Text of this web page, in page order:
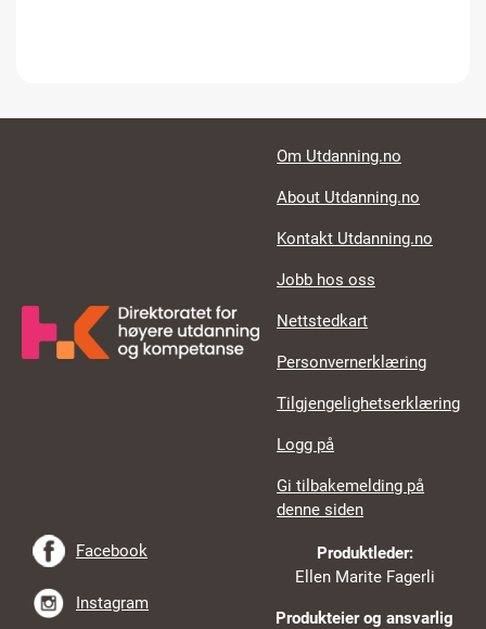
Footer links
Om Utdanning.no
About Utdanning.no
Kontakt Utdanning.no
Jobb hos oss
Nettstedkart
Personvernerklæring
Tilgjengelighetserklæring
Logg på
Gi tilbakemelding på
denne siden
Produktleder:
Ellen Marite Fagerli
Produkteier og ansvarlig
Facebook
Instagram